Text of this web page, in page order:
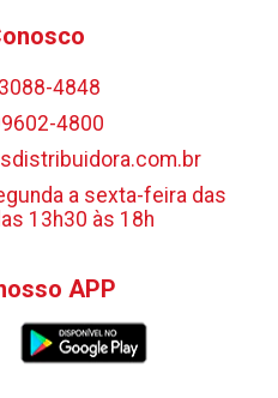
4848
4800
a sexta-feira das
13h30 às 18h
APP